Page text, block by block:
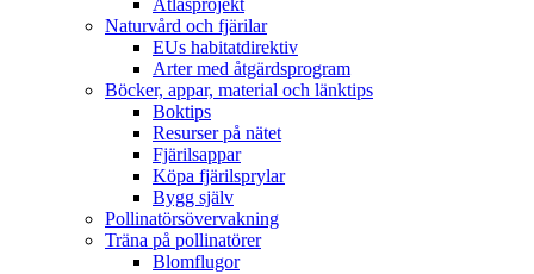
Naturvård och fjärilar
EUs habitatdirektiv
Arter med åtgärdsprogram
Böcker, appar, material och länktips
Boktips
Resurser på nätet
Fjärilsappar
Köpa fjärilsprylar
Bygg själv
Pollinatörsövervakning
Träna på pollinatörer
Blomflugor